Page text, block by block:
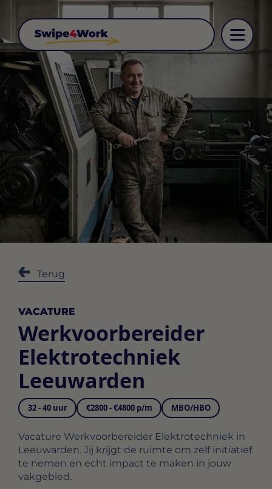
Terug
VACATURE
Werkvoorbereider
Elektrotechniek
Leeuwarden
32 - 40 uur €2800 - €4800 p/m MBO/HBO
Vacature Werkvoorbereider Elektrotechniek in
Leeuwarden. Jij krijgt de ruimte om zelf initiatief
te nemen en echt impact te maken in jouw
vakgebied.